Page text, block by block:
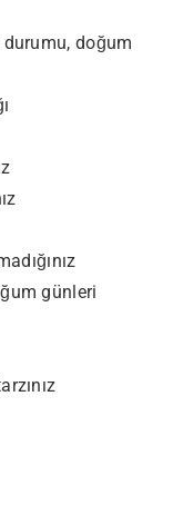
durumu, doğum
günleri